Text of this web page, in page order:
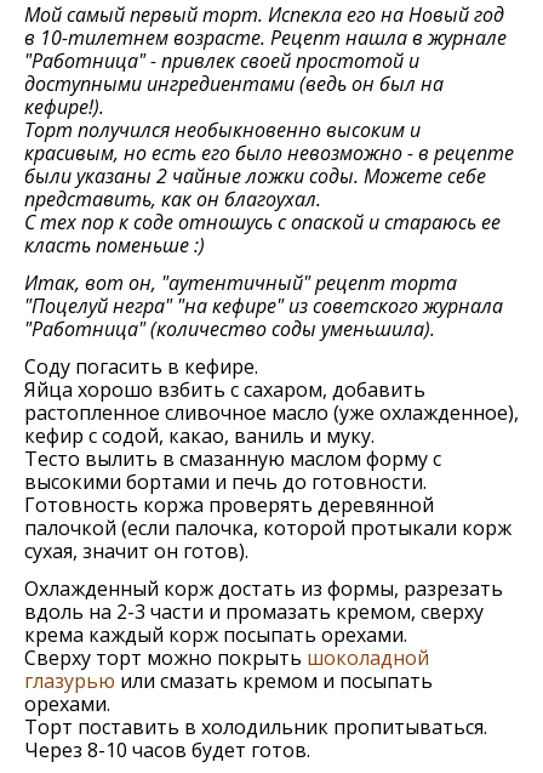
Мой самый первый торт. Испекла его на Новый год
в 10-тилетнем возрасте. Рецепт нашла в журнале
"Работница" - привлек своей простотой и
доступными ингредиентами (ведь он был на
кефире!).
Торт получился необыкновенно высоким и
красивым, но есть его было невозможно - в рецепте
были указаны 2 чайные ложки соды. Можете себе
представить, как он благоухал.
С тех пор к соде отношусь с опаской и стараюсь ее
класть поменьше :)
Итак, вот он, "аутентичный" рецепт торта
"Поцелуй негра" "на кефире" из советского журнала
"Работница" (количество соды уменьшила).
Соду погасить в кефире.
Яйца хорошо взбить с сахаром, добавить
растопленное сливочное масло (уже охлажденное),
кефир с содой, какао, ваниль и муку.
Тесто вылить в смазанную маслом форму с
высокими бортами и печь до готовности.
Готовность коржа проверять деревянной
палочкой (если палочка, которой протыкали корж
сухая, значит он готов).
Охлажденный корж достать из формы, разрезать
вдоль на 2-3 части и промазать кремом, сверху
крема каждый корж посыпать орехами.
Сверху торт можно покрыть шоколадной
глазурью или смазать кремом и посыпать
орехами.
Торт поставить в холодильник пропитываться.
Через 8-10 часов будет готов.